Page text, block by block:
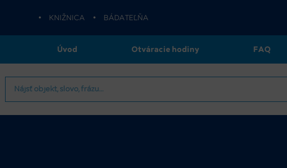
• KNIŽNICA • BÁDATEĽŇA
Úvod Otváracie hodiny FAQ